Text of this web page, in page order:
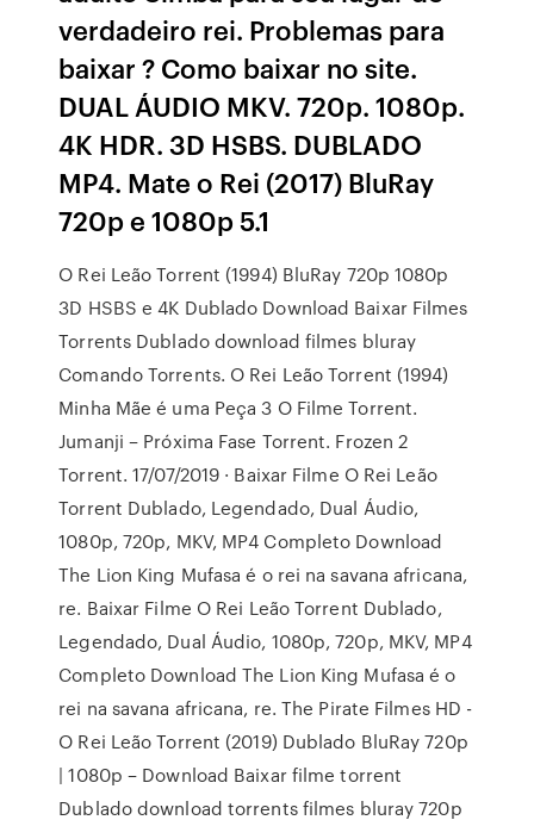
verdadeiro rei. Problemas para
baixar ? Como baixar no site.
DUAL ÁUDIO MKV. 720p. 1080p.
4K HDR. 3D HSBS. DUBLADO
MP4. Mate o Rei (2017) BluRay
720p e 1080p 5.1
O Rei Leão Torrent (1994) BluRay 720p 1080p
3D HSBS e 4K Dublado Download Baixar Filmes
Torrents Dublado download filmes bluray
Comando Torrents. O Rei Leão Torrent (1994)
Minha Mãe é uma Peça 3 O Filme Torrent.
Jumanji – Próxima Fase Torrent. Frozen 2
Torrent. 17/07/2019 · Baixar Filme O Rei Leão
Torrent Dublado, Legendado, Dual Áudio,
1080p, 720p, MKV, MP4 Completo Download
The Lion King Mufasa é o rei na savana africana,
re. Baixar Filme O Rei Leão Torrent Dublado,
Legendado, Dual Áudio, 1080p, 720p, MKV, MP4
Completo Download The Lion King Mufasa é o
rei na savana africana, re. The Pirate Filmes HD -
O Rei Leão Torrent (2019) Dublado BluRay 720p
| 1080p – Download Baixar filme torrent
Dublado download torrents filmes bluray 720p